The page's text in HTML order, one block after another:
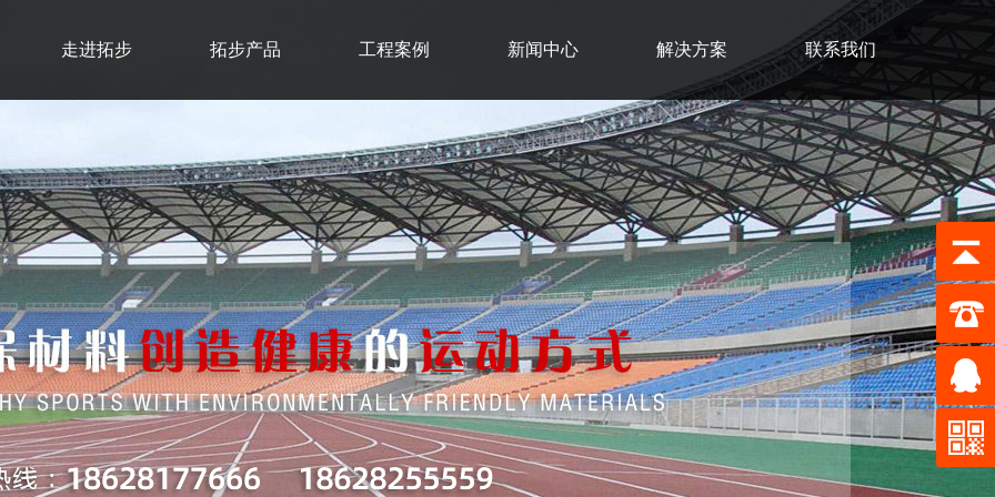
走进拓步 拓步产品 工程案例 新闻中心 解决方案 联系我们